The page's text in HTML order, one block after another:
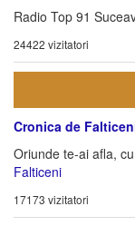
Radio Top 91
24422 vizitatori
Cronica de
Oriunde te-ai afla,
Falticeni
17173 vizitatori